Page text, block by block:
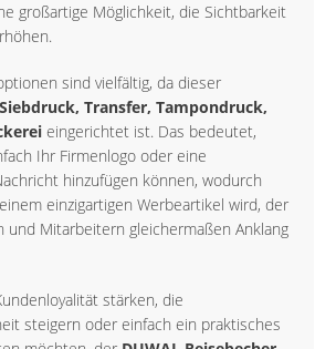
großartige Möglichkeit, die Sichtbarkeit
sind vielfältig, da dieser
Siebdruck, Transfer, Tampondruck,
eingerichtet ist. Das bedeutet,
Ihr Firmenlogo oder eine
hinzufügen können, wodurch
einzigartigen Werbeartikel wird, der
und Mitarbeitern gleichermaßen Anklang
stärken, die
steigern oder einfach ein praktisches